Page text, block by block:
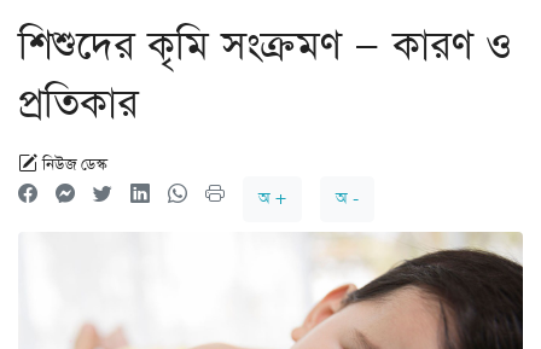
শিশুদের কৃমি সংক্রমণ — কারণ ও
প্রতিকার
নিউজ ডেস্ক
অ +
অ -